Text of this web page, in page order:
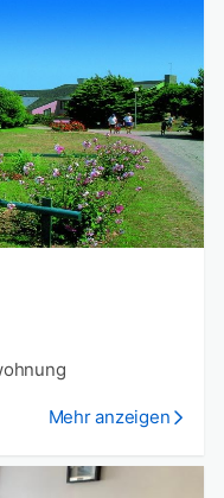
Mehr anzeigen